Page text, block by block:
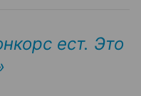
ест. Это